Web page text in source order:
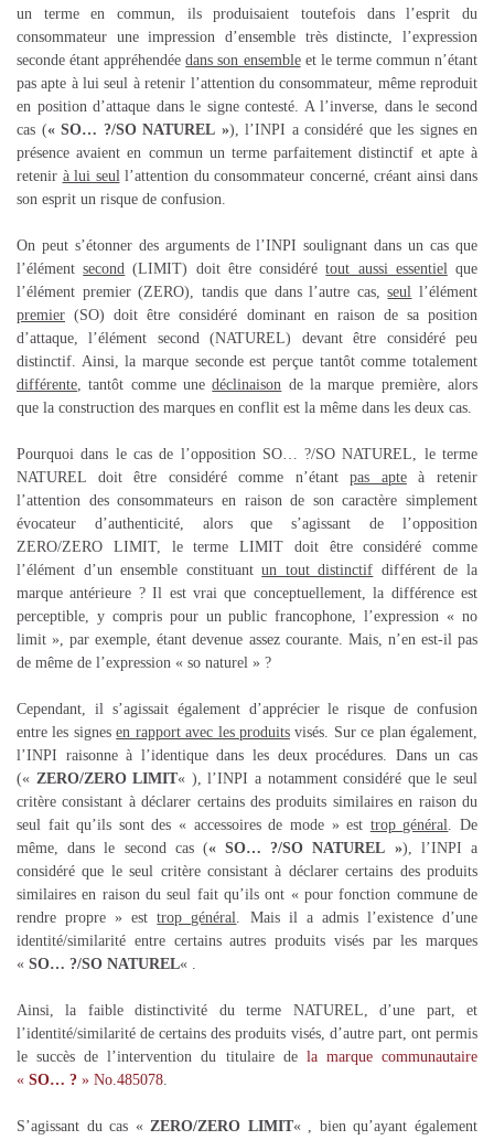
un terme en commun, ils produisaient toutefois dans l’esprit du
consommateur une impression d’ensemble très distincte, l’expression
seconde étant appréhendéedans son ensembleet le terme commun n’étant
pas apte à lui seul à retenir l’attention du consommateur, même reproduit
en position d’attaque dans le signe contesté. A l’inverse, dans le second
cas (« SO… ?/SO NATUREL »), l’INPI a considéré que les signes en
présence avaient en commun un terme parfaitement distinctif et apte à
retenir à lui seul l’attention du consommateur concerné, créant ainsi dans
son esprit un risque de confusion.
On peut s’étonner des arguments de l’INPI soulignant dans un cas que
l’élémentsecond (LIMIT) doit être considérétout aussi essentiel que
l’élément premier (ZERO), tandis que dans l’autre cas,seul l’élément
premier (SO) doit être considéré dominant en raison de sa position
d’attaque, l’élément second (NATUREL) devant être considéré peu
distinctif. Ainsi, la marque seconde est perçue tantôt comme totalement
différente , tantôt comme unedéclinaison de la marque première, alors
que la construction des marques en conflit est la même dans les deux cas.
Pourquoi dans le cas de l’opposition SO… ?/SO NATUREL, le terme
NATUREL doit être considéré comme n’étantpas apteà retenir
l’attention des consommateurs en raison de son caractère simplement
évocateur d’authenticité, alors que s’agissant de l’opposition
ZERO/ZERO LIMIT, le terme LIMIT doit être considéré comme
l’élément d’un ensemble constituantun tout distinctif différent de la
marque antérieure ? Il est vrai que conceptuellement, la différence est
perceptible, y compris pour un public francophone, l’expression « no
limit », par exemple, étant devenue assez courante. Mais, n’en est-il pas
de même de l’expression « so naturel » ?
Cependant, il s’agissait également d’apprécier le risque de confusion
entre les signesen rapport avec les produits visés. Sur ce plan également,
l’INPI raisonne à l’identique dans les deux procédures. Dans un cas
(« ZERO/ZERO LIMIT« ), l’INPI a notamment considéré que le seul
critère consistant à déclarer certains des produits similaires en raison du
seul fait qu’ils sont des « accessoires de mode » est trop général
. De
même, dans le second cas (« SO… ?/SO NATUREL »), l’INPI a
considéré que le seul critère consistant à déclarer certains des produits
similaires en raison du seul fait qu’ils ont « pour fonction commune de
rendre propre » esttrop général
. Mais il a admis l’existence d’une
identité/similarité entre certains autres produits visés par les marques
« SO… ?/SO NATUREL« .
Ainsi, la faible distinctivité du terme NATUREL, d’une part, et
l’identité/similarité de certains des produits visés, d’autre part, ont permis
le succès de l’intervention du titulaire dela marque communautaire
« SO… ? » No.485078
S’agissant du cas « ZERO/ZERO LIMIT« , bien qu’ayant également